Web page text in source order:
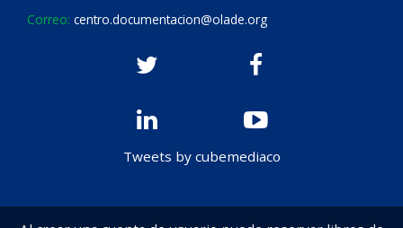
Correo: centro.documentacion@olade.org
Tweets by cubemediaco